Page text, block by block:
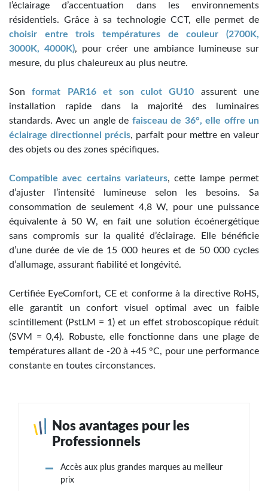
l’éclairage d’accentuation dans les environnements
résidentiels. Grâce à sa technologie CCT, elle permet de
choisir entre trois températures de couleur (2700K,
3000K, 4000K), pour créer une ambiance lumineuse sur
mesure, du plus chaleureux au plus neutre.
Sonformat PAR16 et son culot GU10 assurent une
installation rapide dans la majorité des luminaires
standards. Avec un angle de faisceau de 36°, elle offre un
éclairage directionnel précis, parfait pour mettre en valeur
des objets ou des zones spécifiques.
Compatible avec certains variateurs, cette lampe permet
d’ajuster l’intensité lumineuse selon les besoins. Sa
consommation de seulement 4,8 W, pour une puissance
équivalente à 50 W, en fait une solution écoénergétique
sans compromis sur la qualité d’éclairage. Elle bénéficie
d’une durée de vie de 15 000 heures et de 50 000 cycles
d’allumage, assurant fiabilité et longévité.
Certifiée EyeComfort, CE et conforme à la directive RoHS,
elle garantit un confort visuel optimal avec un faible
scintillement (PstLM = 1) et un effet stroboscopique réduit
(SVM = 0,4). Robuste, elle fonctionne dans une plage de
températures allant de -20 à +45 °C, pour une performance
constante en toutes circonstances.
Nos avantages pour les
Professionnels
Accès aux plus grandes marques au meilleur
prix